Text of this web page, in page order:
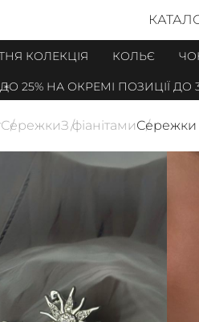
КОЛЕКЦІЯ КОЛЬЄ
25% НА ОКРЕМІ ПОЗИЦІЇ ДО
СережкиЗ фіанітамиСережки